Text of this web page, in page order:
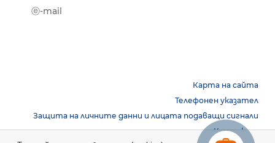
ⓔ-mail
Карта на сайта
Телефонен указател
Защита на личните данни и лицата подаващи сигнали
Контакти